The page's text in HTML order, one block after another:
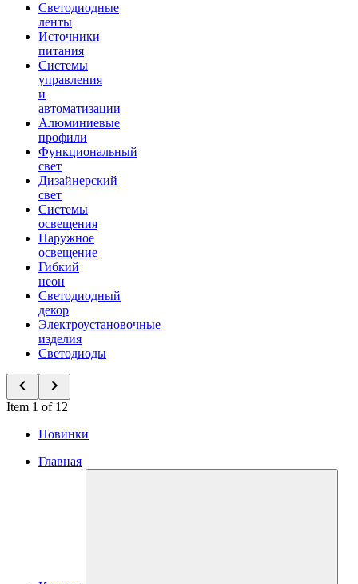
Светодиодные
ленты
Источники
питания
Системы
управления
и
автоматизации
Алюминиевые
профили
Функциональный
свет
Дизайнерский
свет
Системы
освещения
Наружное
освещение
Гибкий
неон
Светодиодный
декор
Электроустановочные
изделия
Светодиоды
Item 1 of 12
Новинки
Главная